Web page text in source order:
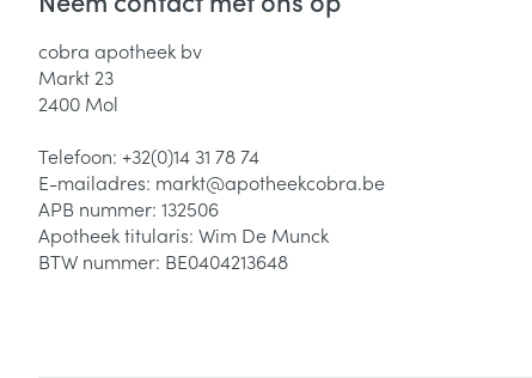
cobra apotheek bv
Markt 23
2400 Mol
Telefoon: +32(0)14 31 78 74
E-mailadres: markt@apotheekcobra.be
APB nummer: 132506
Apotheek titularis: Wim De Munck
BTW nummer: BE0404213648